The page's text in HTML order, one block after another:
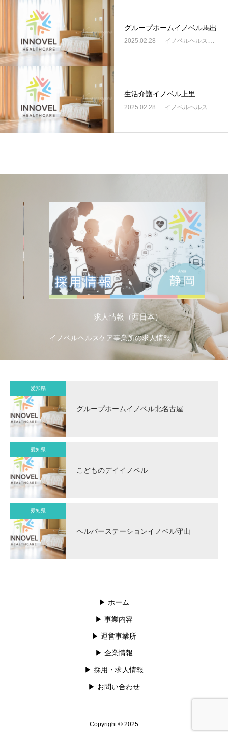
グループホームイノベル馬出
2025.02.28 イノベルヘルスケア事業所
生活介護イノベル上里
2025.02.28 イノベルヘルスケア事業所
求人情報（西日本）
イノベルヘルスケア事業所の求人情報
愛知県
グループホームイノベル北名古屋
愛知県
こどものデイイノベル
愛知県
ヘルパーステーションイノベル守山
▶︎ ホーム
▶︎ 事業内容
▶︎ 運営事業所
▶︎ 企業情報
▶︎ 採用・求人情報
▶︎ お問い合わせ
Copyright © 2025